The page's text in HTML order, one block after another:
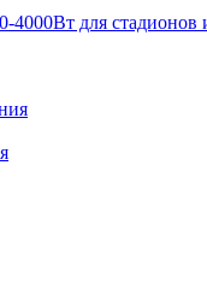
для стадионов